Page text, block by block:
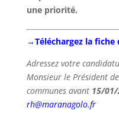
une priorité.
→Téléchargez la fiche
Adressez votre
Monsieur le Président
communes avant 15/
rh@maranagolo.fr